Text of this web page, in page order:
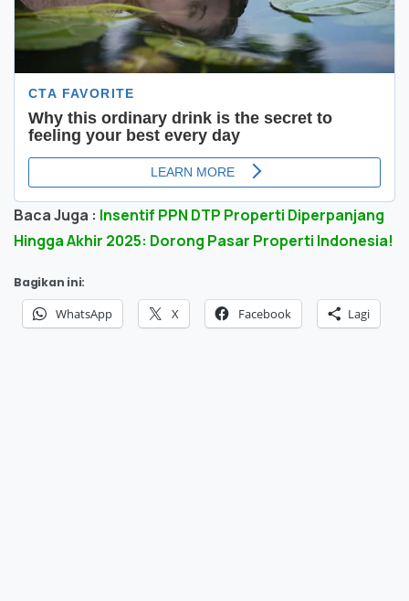
Baca Juga : Insentif PPN DTP Properti Diperpanjang
Hingga Akhir 2025: Dorong Pasar Properti Indonesia!
Bagikan ini:
WhatsApp X Facebook Lagi